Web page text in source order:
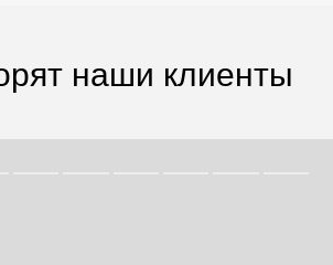
наши клиенты